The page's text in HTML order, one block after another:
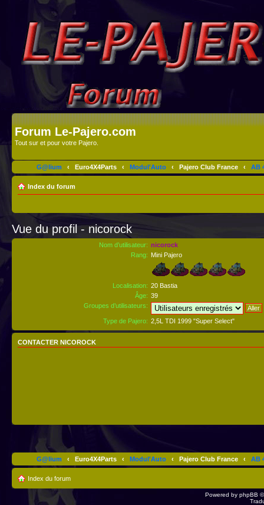
Forum Le-Pajero.com
Tout sur et pour votre Pajero.
G@lium ‹ Euro4X4Parts ‹ Modul'Auto ‹ Pajero Club France ‹ AB
Index du forum
Vue du profil - nicorock
Nom d’utilisateur: nicorock
Rang: Mini Pajero
Localisation: 20 Bastia
Âge: 39
Groupes d’utilisateurs:
Type de Pajero: 2,5L TDI 1999 "Super Select"
CONTACTER NICOROCK
G@lium ‹ Euro4X4Parts ‹ Modul'Auto ‹ Pajero Club France ‹ AB
Index du forum
Powered by phpBB